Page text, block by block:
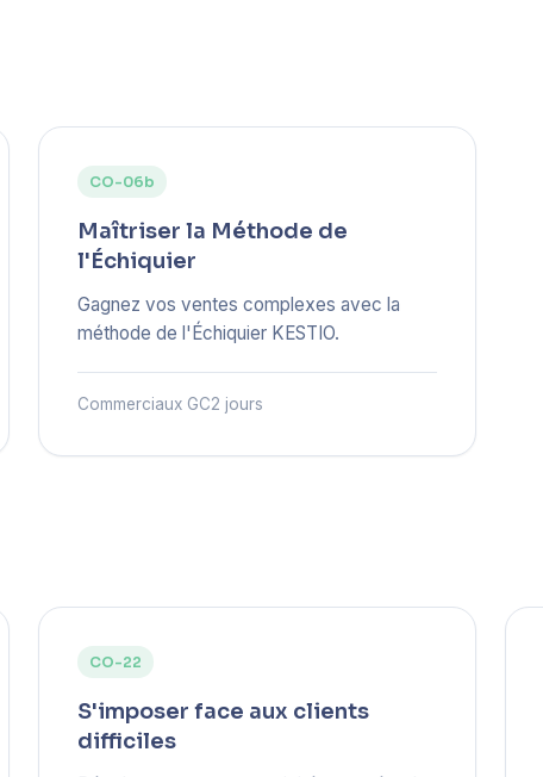
CO-06b
Maîtriser la Méthode de
l'Échiquier
Gagnez vos ventes complexes avec la
méthode de l'Échiquier KESTIO.
Commerciaux GC2 jours
CO-22
S'imposer face aux clients
difficiles